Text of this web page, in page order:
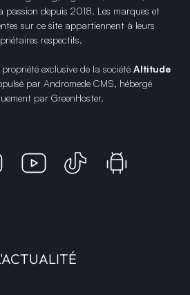
depuis 2018. Les marques et
sur ce site appartiennent à leurs
respectifs.
exclusive de la société Altitude
par Andromede CMS, hébergé
par GreenHoster.